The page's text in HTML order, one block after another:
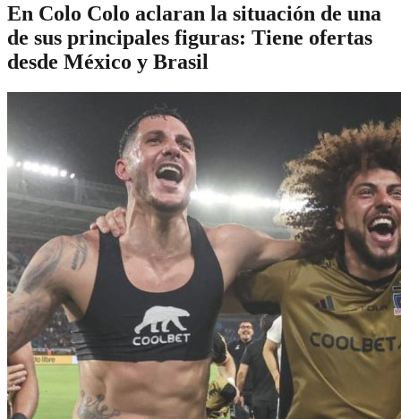
En Colo Colo aclaran la situación de una
de sus principales figuras: Tiene ofertas
desde México y Brasil